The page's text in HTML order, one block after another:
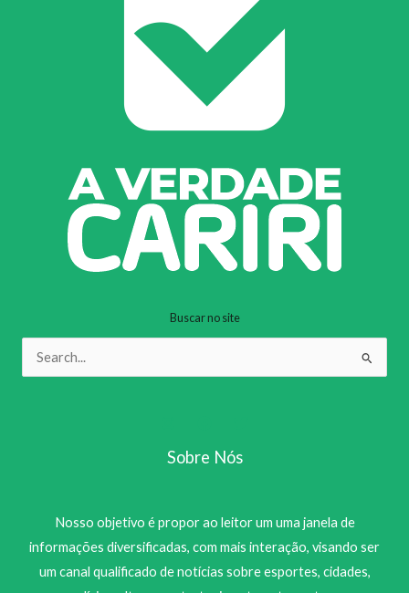
Buscar no site
Pesquisar
Sobre Nós
Nosso objetivo é propor ao leitor um uma janela de
informações diversificadas, com mais interação, visando ser
um canal qualificado de notícias sobre esportes, cidades,